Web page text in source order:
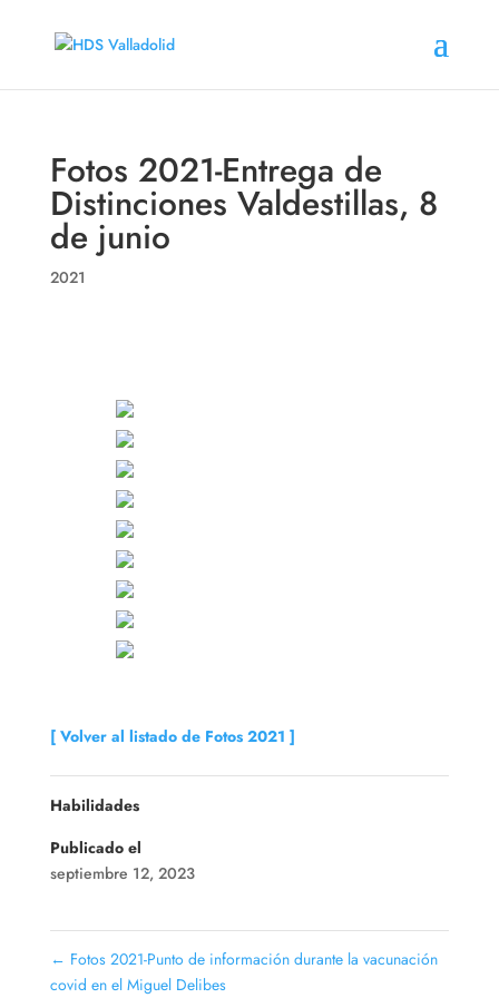
Fotos 2021-Entrega de
Distinciones Valdestillas, 8
de junio
2021
[ Volver al listado de Fotos 2021 ]
Habilidades
Publicado el
septiembre 12, 2023
← Fotos 2021-Punto de información durante la vacunación
covid en el Miguel Delibes